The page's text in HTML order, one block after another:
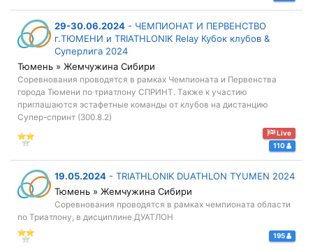
29-30.06.2024 - ЧЕМПИОНАТ И ПЕРВЕНСТВО
г.ТЮМЕНИ и TRIATHLONIK Relay Кубок клубов &
Суперлига 2024
Тюмень » Жемчужина Сибири
Соревнования проводятся в рамках Чемпионата и Первенства
города Тюмени по триатлону СПРИНТ. Также к участию
приглашаются эстафетные команды от клубов на дистанцию
Супер-спринт (300.8.2)
Live
110
19.05.2024 - TRIATHLONIK DUATHLON TYUMEN 2024
Тюмень » Жемчужина Сибири
Соревнования проводятся в рамках чемпионата области
по Триатлону, в дисциплине ДУАТЛОН
195